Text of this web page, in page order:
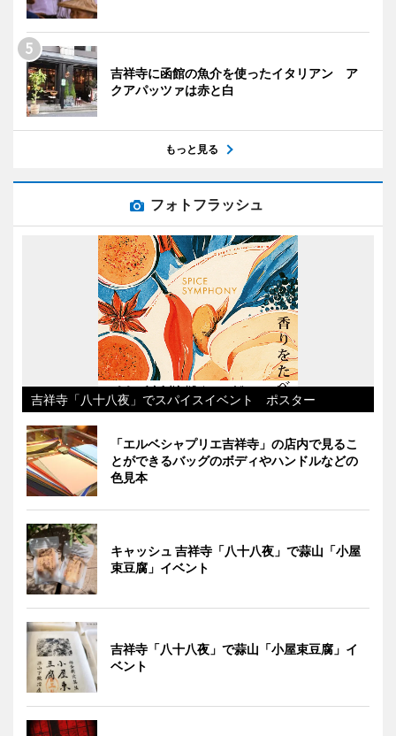
吉祥寺に函館の魚介を使ったイタリアン ア
クアパッツァは赤と白
もっと見る
フォトフラッシュ
吉祥寺「八十八夜」でスパイスイベント ポスター
「エルベシャプリエ吉祥寺」の店内で見るこ
とができるバッグのボディやハンドルなどの
色見本
キャッシュ 吉祥寺「八十八夜」で蒜山「小屋
束豆腐」イベント
吉祥寺「八十八夜」で蒜山「小屋束豆腐」イ
ベント